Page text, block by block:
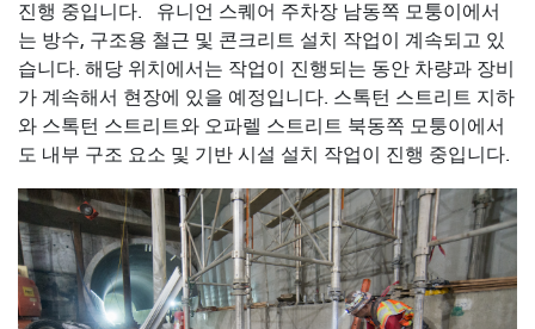
진행 중입니다.
유니언 스퀘어 주차장 남동쪽 모퉁이에서
는 방수, 구조용 철근 및 콘크리트 설치 작업이 계속되고 있
습니다. 해당 위치에서는 작업이 진행되는 동안 차량과 장비
가 계속해서 현장에 있을 예정입니다. 스톡턴 스트리트 지하
와 스톡턴 스트리트와 오파렐 스트리트 북동쪽 모퉁이에서
도 내부 구조 요소 및 기반 시설 설치 작업이 진행 중입니다.